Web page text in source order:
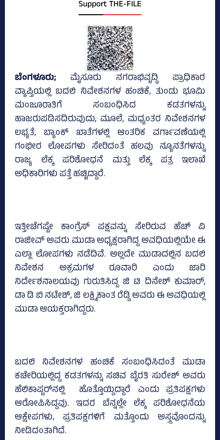
Support THE-FILE
ಬೆಂಗಳೂರು; ಮೈಸೂರು ನಗರಾಭಿವೃದ್ಧಿ ಪ್ರಾಧಿಕಾರ
ವ್ಯಾಪ್ತಿಯಲ್ಲಿ ಬದಲಿ ನಿವೇಶನಗಳ ಹಂಚಿಕೆ, ತುಂಡು ಭೂಮಿ
ಮಂಜೂರಾತಿಗೆ ಸಂಬಂಧಿಸಿದ ಕಡತಗಳನ್ನು
ಹಾಜರುಪಡಿಸದಿರುವುದು, ಮೂಲೆ, ಮಧ್ಯಂತರ ನಿವೇಶನಗಳ
ಲಭ್ಯತೆ, ಬ್ಯಾಂಕ್‌ ಖಾತೆಗಳಲ್ಲಿ ಆಂತರಿಕ ವರ್ಗಾವಣೆಯಲ್ಲಿ
ಗಂಭೀರ ಲೋಪಗಳು ಸೇರಿದಂತೆ ಹಲವು ನ್ಯೂನತೆಗಳನ್ನು
ರಾಜ್ಯ ಲೆಕ್ಕ ಪರಿಶೋಧನೆ ಮತ್ತು ಲೆಕ್ಕ ಪತ್ರ ಇಲಾಖೆ
ಅಧಿಕಾರಿಗಳು ಪತ್ತೆ ಹಚ್ಚಿದ್ದಾರೆ.
ಇತ್ತೀಚೆಗಷ್ಟೇ ಕಾಂಗ್ರೆಸ್‌ ಪಕ್ಷವನ್ನು ಸೇರಿರುವ ಹೆಚ್‌ ವಿ
ರಾಜೀವ್‌ ಅವರು ಮುಡಾ ಅಧ್ಯಕ್ಷರಾಗಿದ್ದ ಅವಧಿಯಲ್ಲಿಯೇ ಈ
ಎಲ್ಲಾ ಲೋಪಗಳು ನಡೆದಿವೆ. ಅಲ್ಲದೇ ಮುಡಾದಲ್ಲಿನ ಬದಲಿ
ನಿವೇಶನ ಅಕ್ರಮಗಳ ರೂವಾರಿ ಎಂದು ಜಾರಿ
ನಿರ್ದೇಶನಾಲಯವು ಗುರುತಿಸಿದ್ದ ಜಿ ಟಿ ದಿನೇಶ್‌ ಕುಮಾರ್‌,
ಡಾ ಡಿ ಬಿ ನಟೇಶ್‌, ಜಿ ಲಕ್ಷ್ಮಿಕಾಂತ ರೆಡ್ಡಿ ಅವರು ಈ ಅವಧಿಯಲ್ಲಿ
ಮುಡಾ ಆಯಕ್ತರಾಗಿದ್ದರು.
ಬದಲಿ ನಿವೇಶನಗಳ ಹಂಚಿಕೆ ಸಂಬಂಧಿಸಿದಂತೆ ಮುಡಾ
ಕಚೇರಿಯಲ್ಲಿದ್ದ ಕಡತಗಳನ್ನು ಸಚಿವ ಬೈರತಿ ಸುರೇಶ್‌ ಅವರು
ಹೆಲಿಕಾಪ್ಟರ್‌ನಲ್ಲಿ ಹೊತ್ತೊಯ್ದಿದ್ದಾರೆ ಎಂದು ಪ್ರತಿಪಕ್ಷಗಳು
ಆರೋಪಿಸಿದ್ದವು. ಇದರ ಬೆನ್ನಲ್ಲೇ ಲೆಕ್ಕ ಪರಿಶೋಧನೆಯ
ಆಕ್ಷೇಪಗಳು, ಪ್ರತಿಪಕ್ಷಗಳಿಗೆ ಮತ್ತೊಂದು ಅಸ್ತ್ರವೊಂದನ್ನು
ನೀಡಿದಂತಾಗಿದೆ.